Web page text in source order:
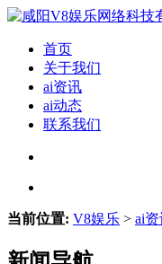
首页
关于我们
ai资讯
ai动态
联系我们
当前位置: V8娱乐 > ai